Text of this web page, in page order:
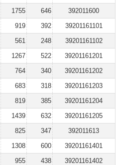
1755 646
392011600
919 392
39201161101
561 248
39201161102
1267 522
39201161201
764 340
39201161202
683 318
39201161203
819 385
39201161204
1439 632
39201161205
825 347
392011613
1308 600
39201161401
955 438
39201161402